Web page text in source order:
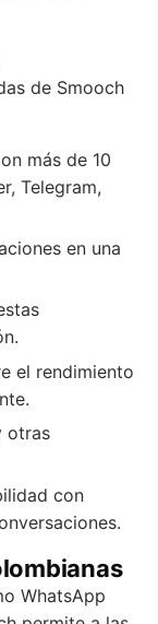
de Smooch
más de 10
Telegram,
en una
el rendimiento
otras
con
WhatsApp